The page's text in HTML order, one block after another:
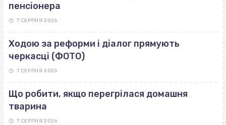
пенсіонера
7 СЕРПНЯ 2026
Ходою за реформи і діалог прямують
черкасці (ФОТО)
7 СЕРПНЯ 2026
Що робити, якщо перегрілася домашня
тварина
7 СЕРПНЯ 2026